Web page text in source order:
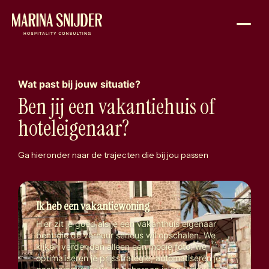
Sla navigatie over
Naar
Wat past bij jouw situatie?
Benjijeenvakantiehuisof
hoteleigenaar?
Ga hieronder naar de trajecten die bij jou passen
Ik heb een vakantiewoning
Hier zit je goed als je een vakanthuis eigenaar
bent die de verhuur serieus wil opschalen. We
kijken verder dan alleen een mooie foto: we
optimaliseren je prijsstrategie, automatiseren je